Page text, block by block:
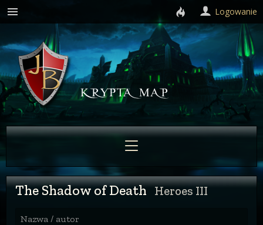
The Shadow of Death Heroes III
Nazwa / autor
Logowanie